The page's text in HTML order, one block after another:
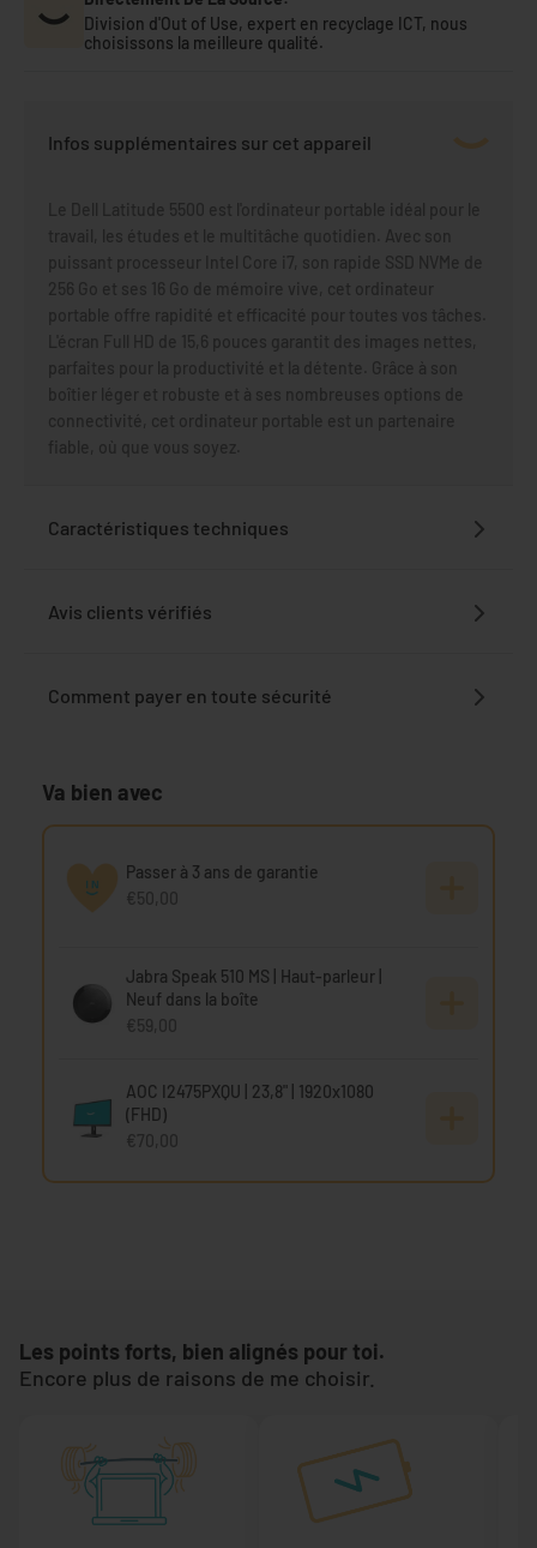
Division d'Out of Use, expert en recyclage ICT, nous
choisissons la meilleure qualité.
Infos supplémentaires sur cet appareil
Caractéristiques techniques
Avis clients vérifiés
Comment payer en toute sécurité
Va bien avec
Passer à 3 ans de garantie
€50,00
Jabra Speak 510 MS | Haut-parleur |
Neuf dans la boîte
€59,00
AOC I2475PXQU | 23,8" | 1920x1080
(FHD)
€70,00
Les points forts, bien alignés pour toi.
Encore plus de raisons de me choisir.